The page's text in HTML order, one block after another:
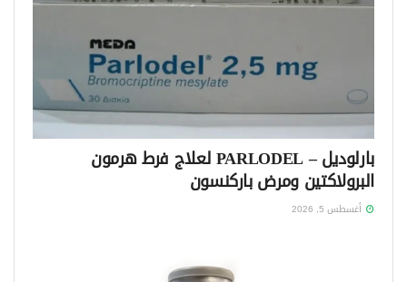
بارلوديل – PARLODEL لعلاج فرط هرمون
البرولاكتين ومرض باركنسون
أغسطس 5, 2026